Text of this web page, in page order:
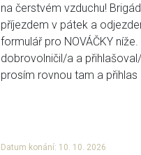
na čerstvém vzduchu!
příjezdem v pátek a
formulář pro NOVÁČKY
dobrovolničil/a a
prosím rovnou tam a přihlas
Datum konání: 10. 10. 2026